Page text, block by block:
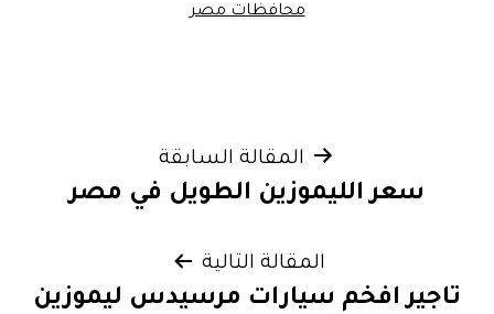
محافظات مصر
المقالات
المقالة السابقة
سعر الليموزين الطويل في مصر
المقالة التالية
تاجير افخم سيارات مرسيدس ليموزين